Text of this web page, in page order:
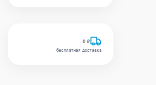
0 ₽
бесплатная доставка